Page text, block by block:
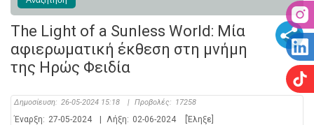
The Light of a Sunless World: Μία
αφιερωματική έκθεση στη μνήμη
της Ηρώς Φειδία
Δημοσίευση: 26-05-2024 15:18 | Προβολές: 17258
Έναρξη: 27-05-2024 Λήξη: 02-06-2024 [Έληξε]